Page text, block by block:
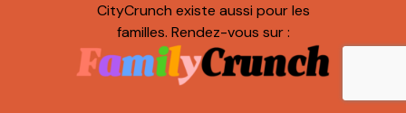
CityCrunch existe aussi pour les
familles. Rendez-vous sur :